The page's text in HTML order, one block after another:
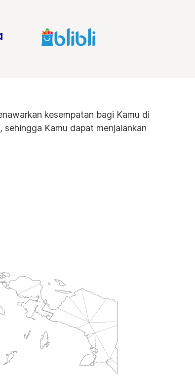
kesempatan bagi Kamu di
Kamu dapat menjalankan